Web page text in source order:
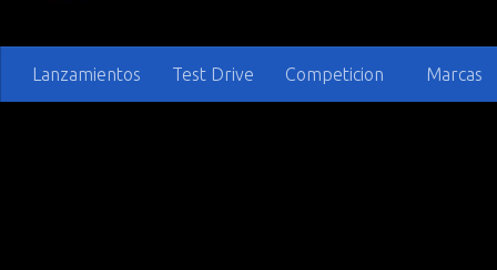
Lanzamientos Test Drive Competicion Marcas